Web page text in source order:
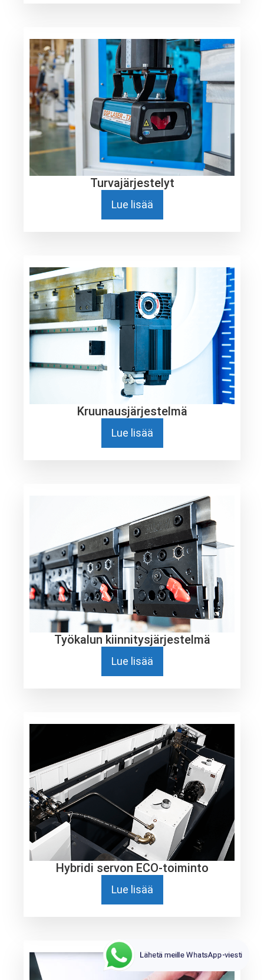
Turvajärjestelyt
Lue lisää
Kruunausjärjestelmä
Lue lisää
Työkalun kiinnitysjärjestelmä
Lue lisää
Hybridi servon ECO-toiminto
Lue lisää
Lähetä meille WhatsApp-viesti